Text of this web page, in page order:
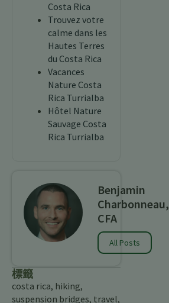
Costa Rica
Trouvez votre
calme dans les
Hautes Terres
du Costa Rica
Vacances
Nature Costa
Rica Turrialba
Hôtel Nature
Sauvage Costa
Rica Turrialba
Benjamin
Charbonneau,
CFA
All Posts
標籤
costa rica, hiking,
suspension bridges, travel,